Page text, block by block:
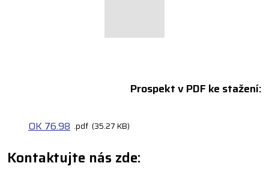
Prospekt v PDF ke stažení:
OK 76.98 pdf 35.27 KB
Kontaktujte nás zde: